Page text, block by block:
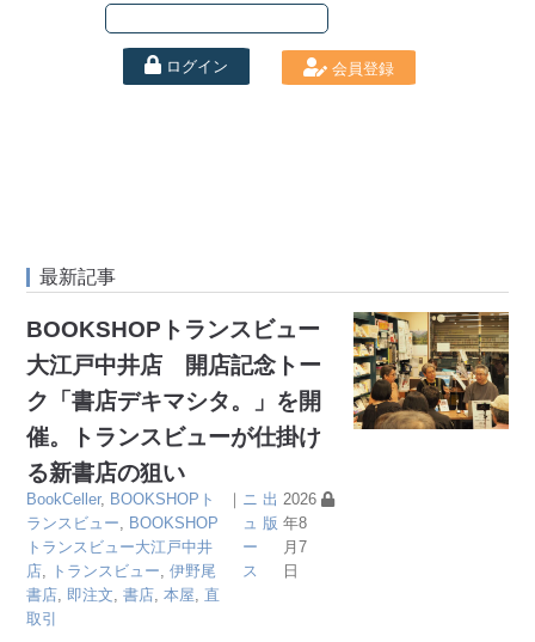
ログイン 会員登録
最新記事
BOOKSHOPトランスビュー
大江戸中井店 開店記念トー
ク「書店デキマシタ。」を開
催。トランスビューが仕掛け
る新書店の狙い
BookCeller, BOOKSHOPト
ランスビュー, BOOKSHOP
トランスビュー大江戸中井
店, トランスビュー,伊野尾
書店, 即注文,書店,本屋, 直
取引
｜ ニ
ュ
ー
ス
出
版
2026
年8
月7
日